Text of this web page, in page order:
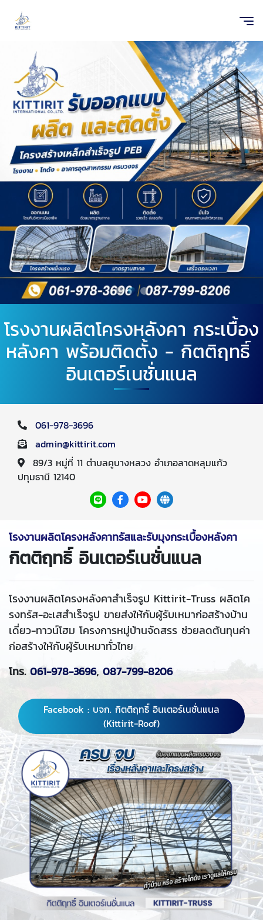
โรงงานผลิตโครงหลังคา กระเบื้อง
หลังคา พร้อมติดตั้ง - กิตติฤทธิ์
อินเตอร์เนชั่นแนล
061-978-3696
admin@kittirit.com
89/3 หมู่ที่ 11 ตำบลคูบางหลวง อำเภอลาดหลุมแก้ว
ปทุมธานี 12140
โรงงานผลิตโครงหลังคาทรัสและรับมุงกระเบื้องหลังคา
กิตติฤทธิ์ อินเตอร์เนชั่นแนล
โรงงานผลิตโครงหลังคาสำเร็จรูป Kittirit-Truss ผลิตโค
รงทรัส-อะเสสำเร็จรูป ขายส่งให้กับผู้รับเหมาก่อสร้างบ้าน
เดี่ยว-ทาวน์โฮม โครงการหมู่บ้านจัดสรร ช่วยลดต้นทุนค่า
ก่อสร้างให้กับผู้รับเหมาทั่วไทย
โทร. 061-978-3696,087-799-8206
Facebook : บจก. กิตติฤทธิ์ อินเตอร์เนชั่นแนล
(Kittirit-Roof)